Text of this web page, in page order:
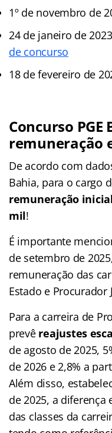
1º de novembro de
24 de janeiro de
de concurso
18 de fevereiro de
Concurso
remuneração
De acordo com
Bahia, para o cargo
remuneração
mil!
É importante
de setembro de
remuneração das
Estado e Procurador
Para a carreira de
prevê reajustes
de agosto de 2025,
de 2026 e 2,8% a
Além disso,
de 2025, a diferença
das classes da